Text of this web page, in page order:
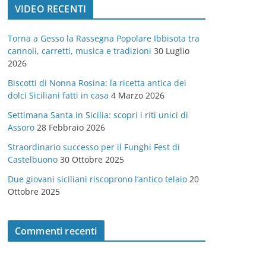
o
r
e
VIDEO RECENTI
Torna a Gesso la Rassegna Popolare Ibbisota tra
cannoli, carretti, musica e tradizioni 30 Luglio
2026
Biscotti di Nonna Rosina: la ricetta antica dei
dolci Siciliani fatti in casa 4 Marzo 2026
Settimana Santa in Sicilia: scopri i riti unici di
Assoro 28 Febbraio 2026
Straordinario successo per il Funghi Fest di
Castelbuono 30 Ottobre 2025
Due giovani siciliani riscoprono l’antico telaio 20
Ottobre 2025
Commenti recenti